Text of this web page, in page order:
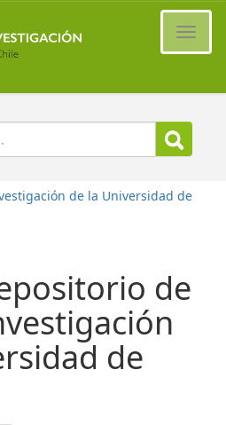
de la Universidad de
de
de